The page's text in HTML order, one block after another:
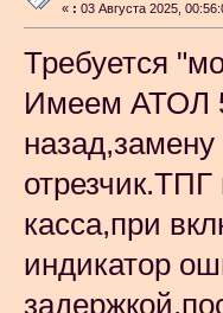
а если
11:23:08
если
11:10:25
« : 03 Августа 2025,
Требуется
Имеем АТОЛ
касса,при
индикатор